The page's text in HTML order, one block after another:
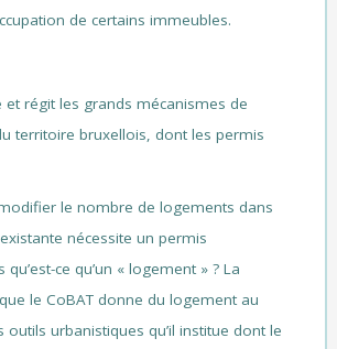
de certains immeubles.
et régit les grands mécanismes de
territoire bruxellois, dont les permis
le nombre de logements dans
nécessite un permis
qu’est-ce qu’un « logement » ? La
le CoBAT donne du logement au
outils urbanistiques qu’il institue dont le